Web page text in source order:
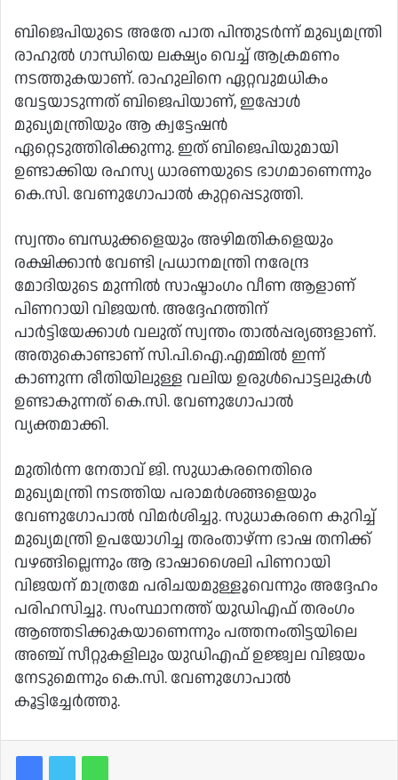
ബിജെപിയുടെ അതേ പാത പിന്തുടർന്ന് മുഖ്യമന്ത്രി
രാഹുൽ ഗാന്ധിയെ ലക്ഷ്യം വെച്ച് ആക്രമണം
നടത്തുകയാണ്. രാഹുലിനെ ഏറ്റവുമധികം
വേട്ടയാടുന്നത് ബിജെപിയാണ്, ഇപ്പോൾ
മുഖ്യമന്ത്രിയും ആ ക്വട്ടേഷൻ
ഏറ്റെടുത്തിരിക്കുന്നു. ഇത് ബിജെപിയുമായി
ഉണ്ടാക്കിയ രഹസ്യ ധാരണയുടെ ഭാഗമാണെന്നും
കെ.സി. വേണുഗോപാൽ കുറ്റപ്പെടുത്തി.
സ്വന്തം ബന്ധുക്കളെയും അഴിമതികളെയും
രക്ഷിക്കാൻ വേണ്ടി പ്രധാനമന്ത്രി നരേന്ദ്ര
മോദിയുടെ മുന്നിൽ സാഷ്ടാംഗം വീണ ആളാണ്
പിണറായി വിജയൻ. അദ്ദേഹത്തിന്
പാർട്ടിയേക്കാൾ വലുത് സ്വന്തം താൽപ്പര്യങ്ങളാണ്.
അതുകൊണ്ടാണ് സി.പി.ഐ.എമ്മിൽ ഇന്ന്
കാണുന്ന രീതിയിലുള്ള വലിയ ഉരുൾപൊട്ടലുകൾ
ഉണ്ടാകുന്നത് കെ.സി. വേണുഗോപാൽ
വ്യക്തമാക്കി.
മുതിർന്ന നേതാവ് ജി. സുധാകരനെതിരെ
മുഖ്യമന്ത്രി നടത്തിയ പരാമർശങ്ങളെയും
വേണുഗോപാൽ വിമർശിച്ചു. സുധാകരനെ കുറിച്ച്
മുഖ്യമന്ത്രി ഉപയോഗിച്ച തരംതാഴ്ന്ന ഭാഷ തനിക്ക്
വഴങ്ങില്ലെന്നും ആ ഭാഷാശൈലി പിണറായി
വിജയന് മാത്രമേ പരിചയമുള്ളൂവെന്നും അദ്ദേഹം
പരിഹസിച്ചു. സംസ്ഥാനത്ത് യുഡിഎഫ് തരംഗം
ആഞ്ഞടിക്കുകയാണെന്നും പത്തനംതിട്ടയിലെ
അഞ്ച് സീറ്റുകളിലും യുഡിഎഫ് ഉജ്ജ്വല വിജയം
നേടുമെന്നും കെ.സി. വേണുഗോപാൽ
കൂട്ടിച്ചേർത്തു.